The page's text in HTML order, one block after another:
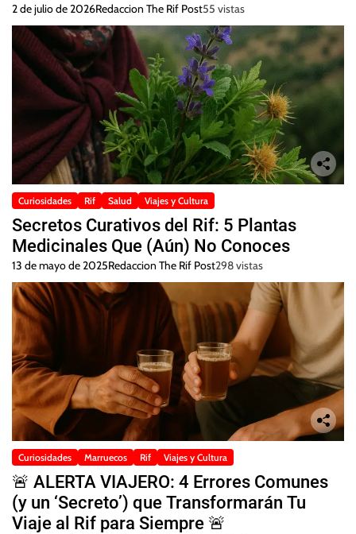
2 de julio de 2026Redaccion The Rif Post55 vistas
Curiosidades Rif Salud Viajes y Cultura
Secretos Curativos del Rif: 5 Plantas
Medicinales Que (Aún) No Conoces
13 de mayo de 2025Redaccion The Rif Post298 vistas
Curiosidades Marruecos Rif Viajes y Cultura
🚨 ALERTA VIAJERO: 4 Errores Comunes
(y un ‘Secreto’) que Transformarán Tu
Viaje al Rif para Siempre 🚨